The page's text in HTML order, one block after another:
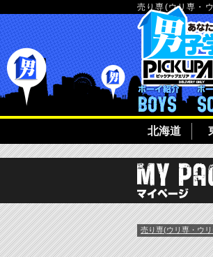
売り専(ウリ専・
北海道
ボー
売り専(ウリ専・ウ